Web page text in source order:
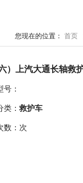
您现在的位置： 首页
六）上汽大通长轴救
号：
类：救护车
数：次